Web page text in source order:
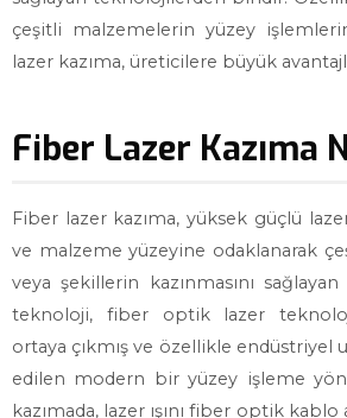
çeşitli malzemelerin yüzey
lazer kazıma, üreticilere büyük
Fiber Lazer Kazıma
Fiber lazer kazıma, yüksek güçlü lazer
ve malzeme yüzeyine odaklanarak
veya şekillerin kazınmasını
teknoloji, fiber optik lazer
ortaya çıkmış ve özellikle endüstriyel
edilen modern bir yüzey işleme
kazımada, lazer ışını fiber optik kablo